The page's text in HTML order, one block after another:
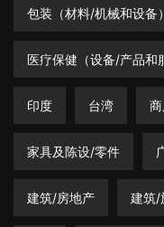
包装（材料/机械和设备）
医疗保健（设备/产品和
印度 台湾
家具及陈设/零件
建筑/房地产 建筑/